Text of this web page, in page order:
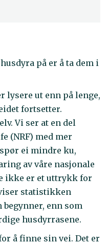
på er å ta dem i
lysere ut enn på lenge,
fortsetter.
Vi ser at en del
(NRF) med mer
ei mindre ku,
av våre nasjonale
ikke er et uttrykk for
statistikken
enn som
husdyrrasene.
å finne sin vei. Det er